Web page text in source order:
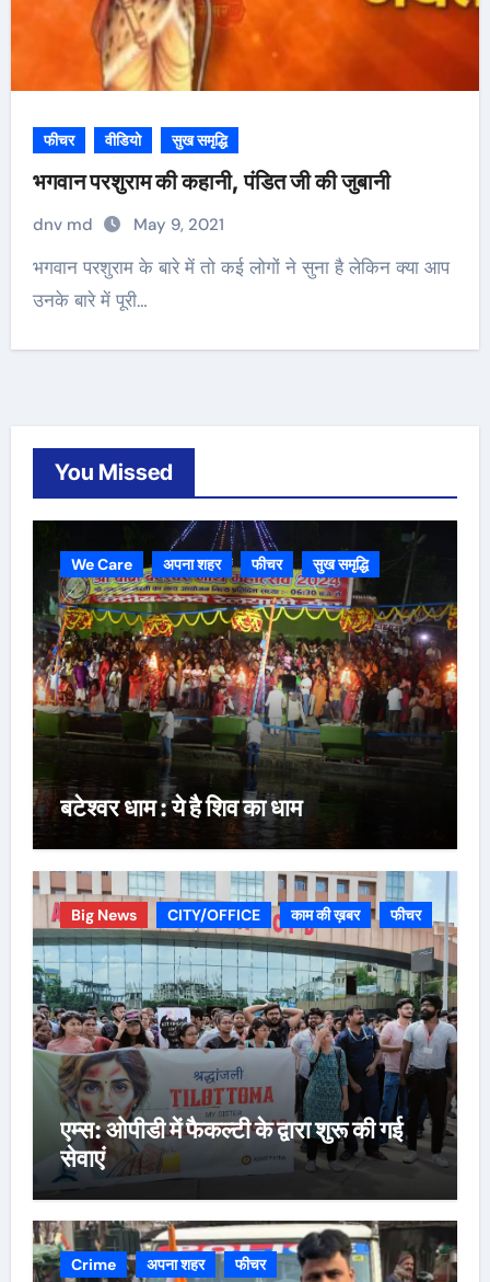
फीचर वीडियो सुख समृद्धि
भगवान परशुराम की कहानी, पंडित जी की जुबानी
dnv md May 9, 2021
भगवान परशुराम के बारे में तो कई लोगों ने सुना है लेकिन क्या आप
उनके बारे में पूरी…
You Missed
We Care अपना शहर फीचर सुख समृद्धि
बटेश्वर धाम : ये है शिव का धाम
Big News CITY/OFFICE काम की ख़बर फीचर
एम्स: ओपीडी में फैकल्टी के द्वारा शुरू की गई
सेवाएं
Crime अपना शहर फीचर